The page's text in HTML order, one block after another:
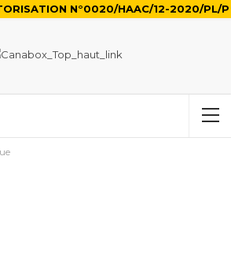
N°0020/HAAC/12-2020/PL/P